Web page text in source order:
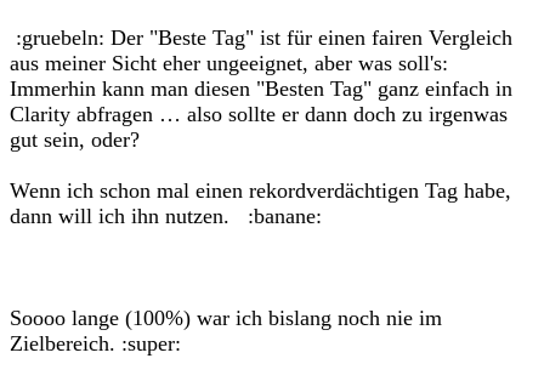
:gruebeln: Der "Beste Tag" ist für einen fairen Vergleich
aus meiner Sicht eher ungeeignet, aber was soll's:
Immerhin kann man diesen "Besten Tag" ganz einfach in
Clarity abfragen … also sollte er dann doch zu irgenwas
gut sein, oder?
Wenn ich schon mal einen rekordverdächtigen Tag habe,
dann will ich ihn nutzen. :banane:
Soooo lange (100%) war ich bislang noch nie im
Zielbereich. :super: